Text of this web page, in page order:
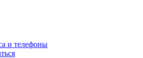
и телефоны